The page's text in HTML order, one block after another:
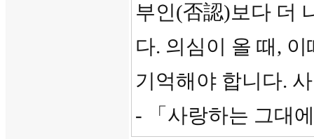
부인(否認)보다 더
다. 의심이 올 때,
기억해야 합니다.
- 「사랑하는 그대